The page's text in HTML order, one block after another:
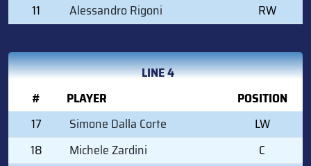
11
Alessandro Rigoni RW
LINE 4
#
PLAYER
POSITION
17
Simone Dalla Corte
LW
18
Michele Zardini
C